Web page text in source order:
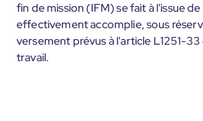
fin de mission (IFM) se fait à l'issue
effectivement accomplie, sous
versement prévus à l'article L1251-
travail.